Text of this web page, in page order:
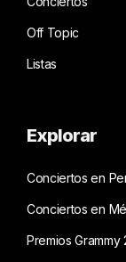
Off Topic
Listas
Explorar
Conciertos en
Conciertos en
Premios Grammy